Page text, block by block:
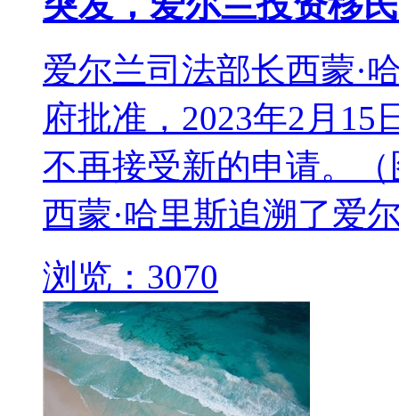
爱尔兰司法部长西蒙·
府批准，2023年2月
不再接受新的申请。
西蒙·哈里斯追溯了爱
浏览：3070